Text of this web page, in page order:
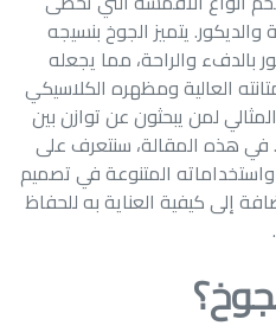
يتميز الجوخ بنسيجه
بالدفء والراحة، مما يجعله
العالية ومظهره الكلاسيكي
لمن يبحثون عن توازن بين
في هذه المقالة، سنتعرف على
المتنوعة في تصميم
إلى كيفية العناية به للحفاظ